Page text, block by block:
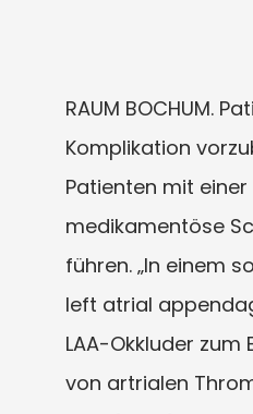
RAUM BOCHUM.
Komplikation
Patienten mit
medikamentöse
führen. „In einem
left atrial
LAA-Okkluder
von artrialen